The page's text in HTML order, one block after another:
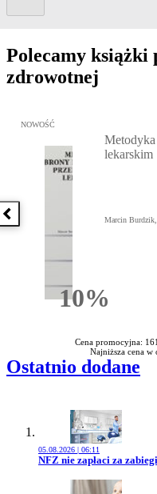
Polecamy książki
zdrowotnej
Poprzednia książka
Przejdź do: Metodyka
NOWOŚĆ
10%Rabatu
Metodyka
lekarskim
Marcin
Cena promocyjna:
Najniższa cena w
Ostatnio dodane
05.08.2026 | 06:11
Przejdź do artykułu:
NFZ nie zapłaci za